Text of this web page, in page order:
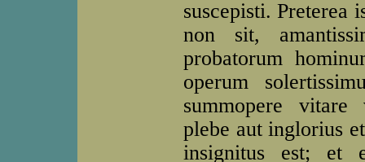
suscepisti. Preterea
non sit,
probatorum
operum
summopere
plebe aut inglorius
insignitus est; et